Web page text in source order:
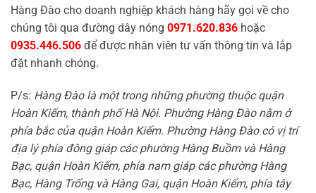
Hàng Đào cho doanh nghiệp khách hàng hãy gọi về cho
chúng tôi qua đường dây nóng 0971.620.836 hoặc
0935.446.506 để được nhân viên tư vấn thông tin và lắp
đặt nhanh chóng.
P/s: Hàng Đào là một trong những phường thuộc quận
Hoàn Kiếm, thành phố Hà Nội. Phường Hàng Đào nằm ở
phía bắc của quận Hoàn Kiếm. Phường Hàng Đào có vị trí
địa lý phía đông giáp các phường Hàng Buồm và Hàng
Bạc, quận Hoàn Kiếm, phía nam giáp các phường Hàng
Bạc, Hàng Trống và Hàng Gai, quận Hoàn Kiếm, phía tây